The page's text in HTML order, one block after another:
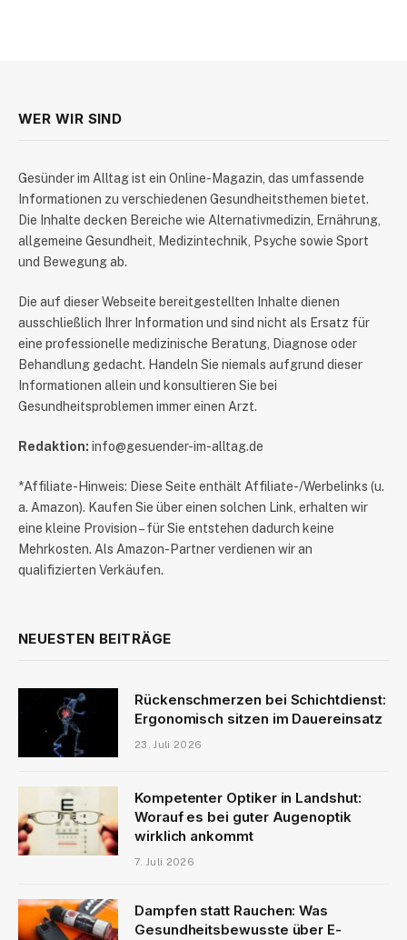
WER WIR SIND
​Gesünder im Alltag ist ein Online-Magazin, das umfassende
Informationen zu verschiedenen Gesundheitsthemen bietet.
Die Inhalte decken Bereiche wie Alternativmedizin, Ernährung,
allgemeine Gesundheit, Medizintechnik, Psyche sowie Sport
und Bewegung ab.
Die auf dieser Webseite bereitgestellten Inhalte dienen
ausschließlich Ihrer Information und sind nicht als Ersatz für
eine professionelle medizinische Beratung, Diagnose oder
Behandlung gedacht. Handeln Sie niemals aufgrund dieser
Informationen allein und konsultieren Sie bei
Gesundheitsproblemen immer einen Arzt.
Redaktion: info@gesuender-im-alltag.de
*Affiliate-Hinweis: Diese Seite enthält Affiliate-/Werbelinks (u.
a. Amazon). Kaufen Sie über einen solchen Link, erhalten wir
eine kleine Provision – für Sie entstehen dadurch keine
Mehrkosten. Als Amazon-Partner verdienen wir an
qualifizierten Verkäufen.
NEUESTEN BEITRÄGE
Rückenschmerzen bei Schichtdienst:
Ergonomisch sitzen im Dauereinsatz
23. Juli 2026
Kompetenter Optiker in Landshut:
Worauf es bei guter Augenoptik
wirklich ankommt
7. Juli 2026
Dampfen statt Rauchen: Was
Gesundheitsbewusste über E-